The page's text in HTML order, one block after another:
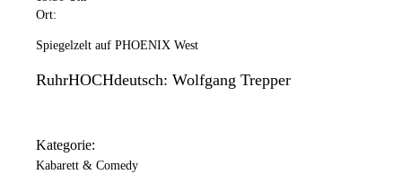
Ort:
Spiegelzelt auf PHOENIX West
RuhrHOCHdeutsch: Wolfgang Trepper
Kategorie:
Kabarett & Comedy